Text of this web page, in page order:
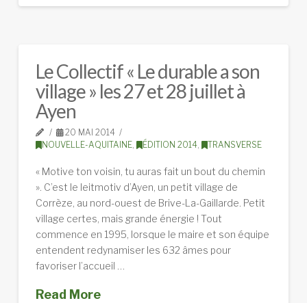
Le Collectif « Le durable a son
village » les 27 et 28 juillet à
Ayen
20 MAI 2014
NOUVELLE-AQUITAINE, ÉDITION 2014, TRANSVERSE
« Motive ton voisin, tu auras fait un bout du chemin
». C’est le leitmotiv d’Ayen, un petit village de
Corrèze, au nord-ouest de Brive-La-Gaillarde. Petit
village certes, mais grande énergie ! Tout
commence en 1995, lorsque le maire et son équipe
entendent redynamiser les 632 âmes pour
favoriser l’accueil …
Read More